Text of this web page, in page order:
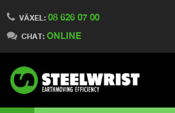
VÄXEL: 08 626 07 00
CHAT: ONLINE